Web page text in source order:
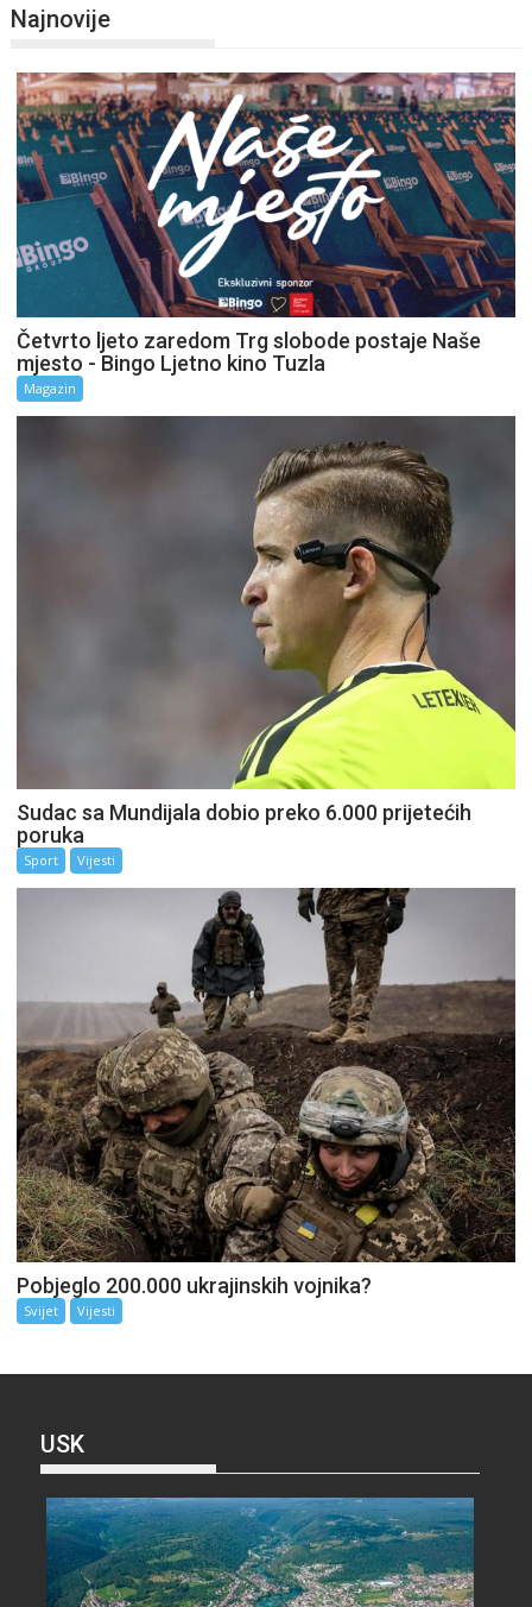
Najnovije
Četvrto ljeto zaredom Trg slobode postaje Naše
mjesto - Bingo Ljetno kino Tuzla
Magazin
Sudac sa Mundijala dobio preko 6.000 prijetećih
poruka
Sport Vijesti
Pobjeglo 200.000 ukrajinskih vojnika?
Svijet Vijesti
USK